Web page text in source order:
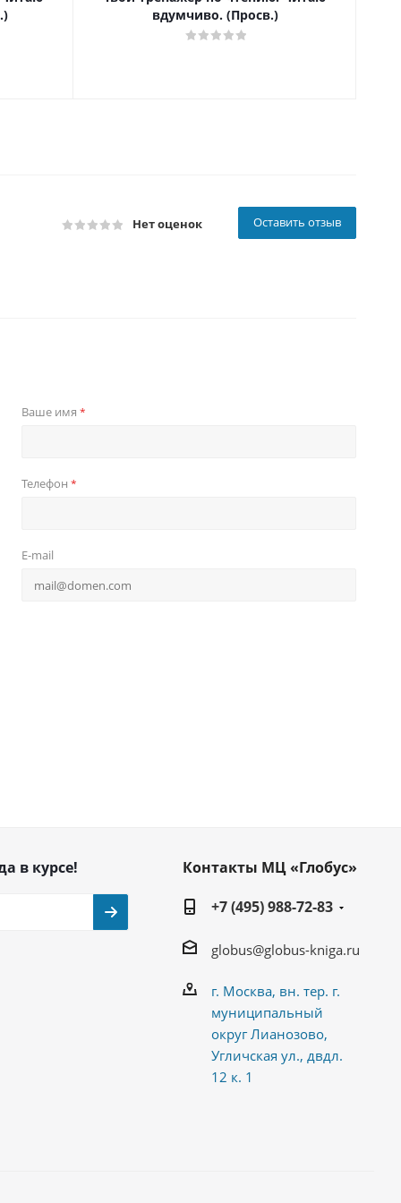
вдумчиво. (Просв.)
Нет оценок Оставить отзыв
Ваше имя *
Телефон *
E-mail
в курсе!
Контакты МЦ «Глобус»
+7 (495) 988-72-83
globus@globus-kniga.ru
г. Москва, вн. тер. г.
муниципальный
округ Лианозово,
Угличская ул., двдл.
12 к. 1